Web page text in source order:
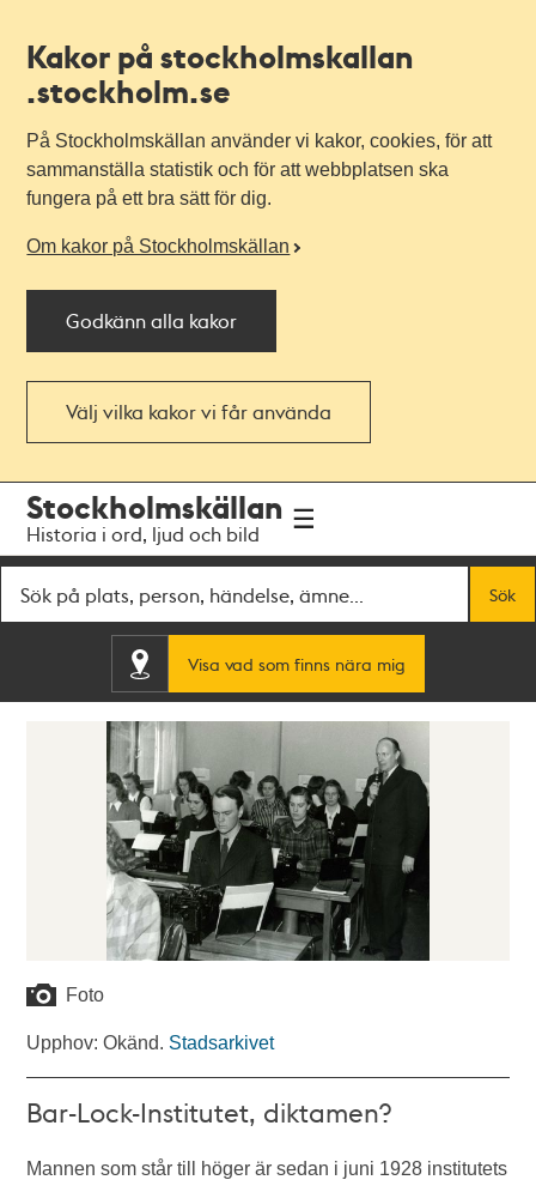
Kakor på stockholmskallan
.stockholm.se
På Stockholmskällan använder vi kakor, cookies, för att
sammanställa statistik och för att webbplatsen ska
fungera på ett bra sätt för dig.
Om kakor på Stockholmskällan
Godkänn alla kakor
Välj vilka kakor vi får använda
navigationen
huvudinnehållet
Stockholmskällan
Historia i ord, ljud och bild
Sök
Visa vad som finns nära mig
Foto
Upphov: Okänd. Stadsarkivet
Bar-Lock-Institutet, diktamen?
Mannen som står till höger är sedan i juni 1928 institutets